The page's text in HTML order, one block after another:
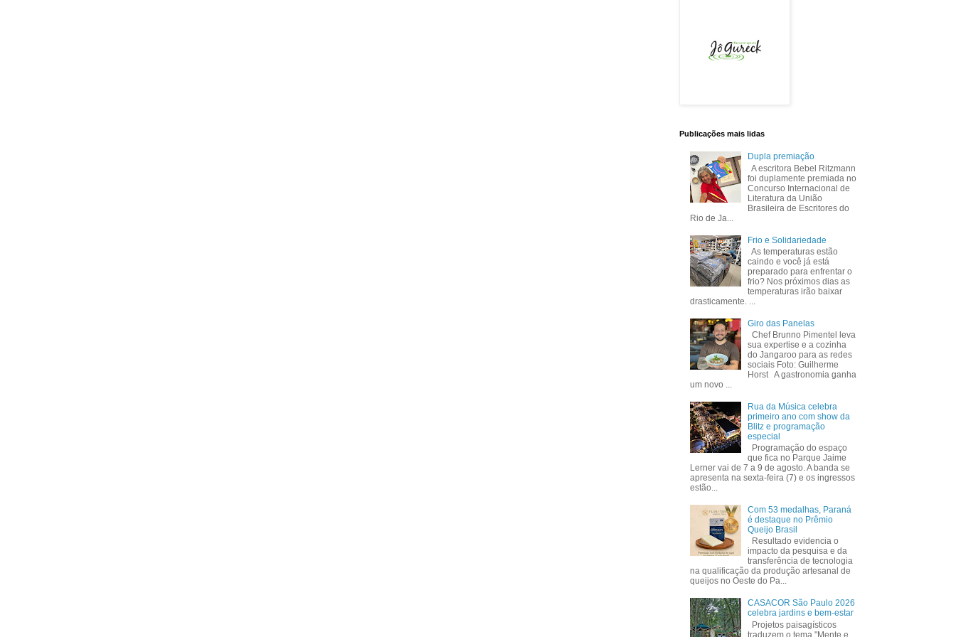
Publicações mais lidas
Dupla premiação
A escritora Bebel Ritzmann
foi duplamente premiada no
Concurso Internacional de
Literatura da União
Brasileira de Escritores do
Rio de Ja...
Frio e Solidariedade
As temperaturas estão
caindo e você já está
preparado para enfrentar o
frio? Nos próximos dias as
temperaturas irão baixar
drasticamente. ...
Giro das Panelas
Chef Brunno Pimentel leva
sua expertise e a cozinha
do Jangaroo para as redes
sociais Foto: Guilherme
Horst A gastronomia ganha
um novo ...
Rua da Música celebra
primeiro ano com show da
Blitz e programação
especial
Programação do espaço
que fica no Parque Jaime
Lerner vai de 7 a 9 de agosto. A banda se
apresenta na sexta-feira (7) e os ingressos
estão...
Com 53 medalhas, Paraná
é destaque no Prêmio
Queijo Brasil
Resultado evidencia o
impacto da pesquisa e da
transferência de tecnologia
na qualificação da produção artesanal de
queijos no Oeste do Pa...
CASACOR São Paulo 2026
celebra jardins e bem-estar
Projetos paisagísticos
traduzem o tema "Mente e